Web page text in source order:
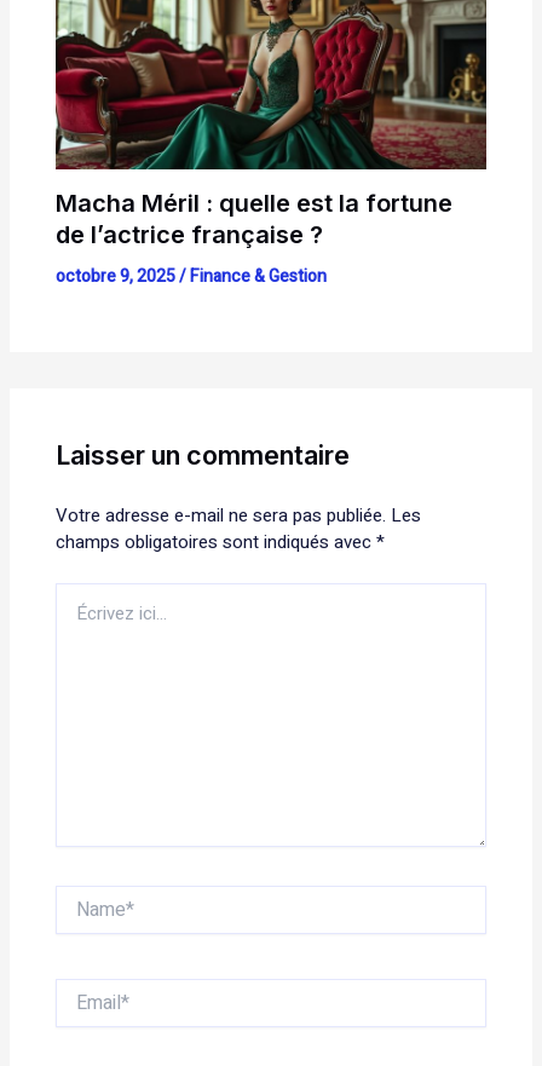
Macha Méril : quelle est la fortune
de l’actrice française ?
octobre 9, 2025/Finance & Gestion
Laisser un commentaire
Votre adresse e-mail ne sera pas publiée. Les
champs obligatoires sont indiqués avec*
ici…
Name*
Email*